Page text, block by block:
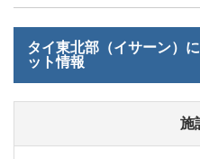
タイ東北部（イサーン）
ット情報
施